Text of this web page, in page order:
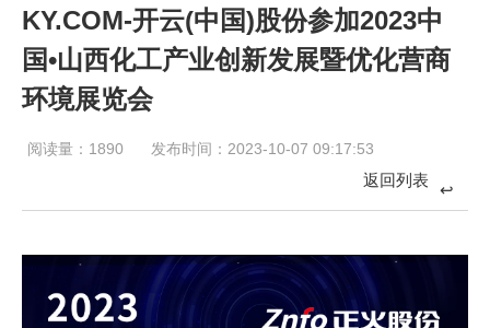
KY.COM-开云(中国)股份参加2023中
国•山西化工产业创新发展暨优化营商
环境展览会
阅读量： 1890 发布时间：2023-10-07 09:17:53
↩
返回列表